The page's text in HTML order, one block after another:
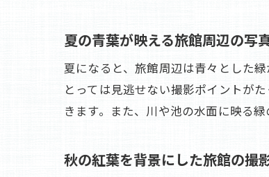
夏の青葉が映える旅館周辺の写
夏になると、旅館周辺は青々とした
とっては見逃せない撮影ポイントが
きます。また、川や池の水面に映る
秋の紅葉を背景にした旅館の撮